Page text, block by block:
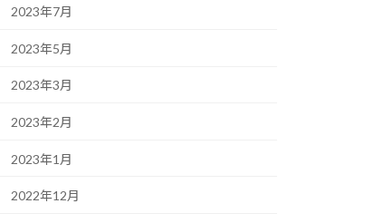
2023年7月
2023年5月
2023年3月
2023年2月
2023年1月
2022年12月